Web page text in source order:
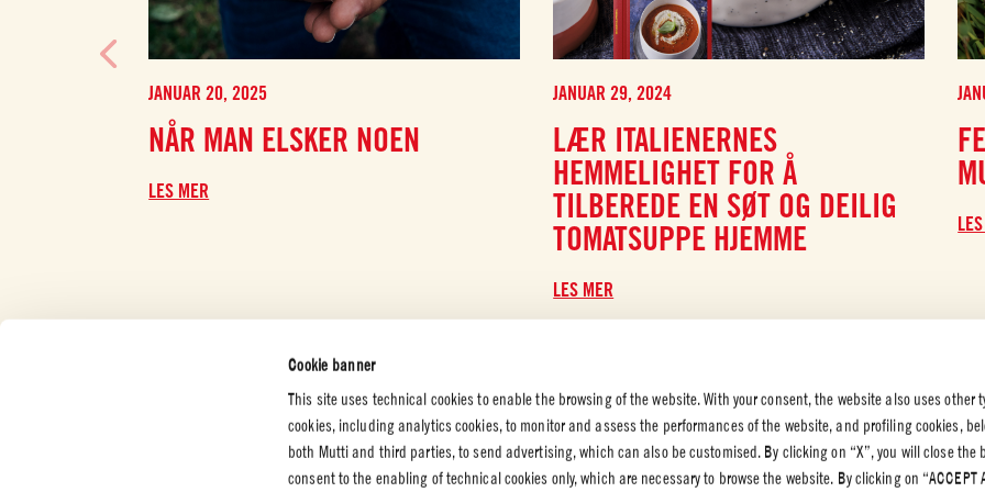
Cookie banner
This site uses technical cookies to enable the browsing of the website. With your consent, the website also uses other
cookies, including analytics cookies, to monitor and assess the performances of the website, and profiling cookies,
both Mutti and third parties, to send advertising, which can also be customised. By clicking on “X”, you will close the
consent to the enabling of technical cookies only, which are necessary to browse the website. By clicking on “ACCEPT
JANUAR 20, 2025
NÅR MAN ELSKER NOEN
LES MER
JANUAR 29, 2024
LÆR ITALIENERNES
HEMMELIGHET FOR Å
TILBEREDE EN SØT OG DEILIG
TOMATSUPPE HJEMME
LES MER
BEDRIFT
JURIDISK OG